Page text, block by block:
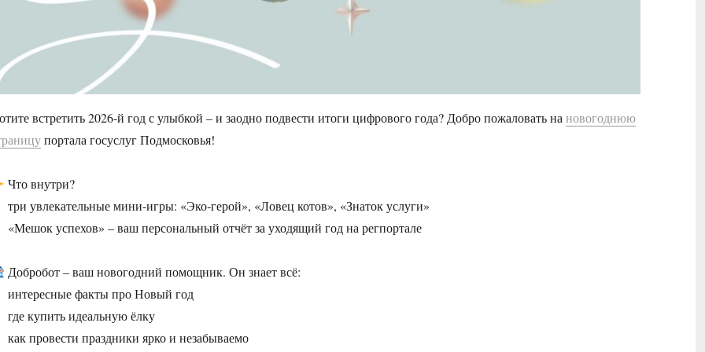
встретить 2026‑й год с улыбкой – и заодно подвести итоги цифрового года? Добро пожаловать на новогоднюю
портала госуслуг Подмосковья!
Что внутри?
три увлекательные мини-игры: «Эко‑герой», «Ловец котов», «Знаток услуги»
«Мешок успехов» – ваш персональный отчёт за уходящий год на регпортале
Добробот – ваш новогодний помощник. Он знает всё:
интересные факты про Новый год
где купить идеальную ёлку
как провести праздники ярко и незабываемо